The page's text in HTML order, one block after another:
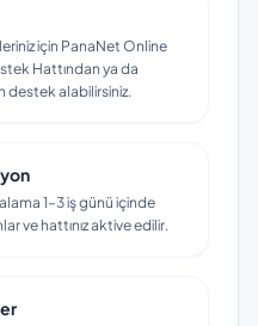
için PanaNet Online
Hattından ya da
destek alabilirsiniz.
1–3 iş günü içinde
ve hattınız aktive edilir.